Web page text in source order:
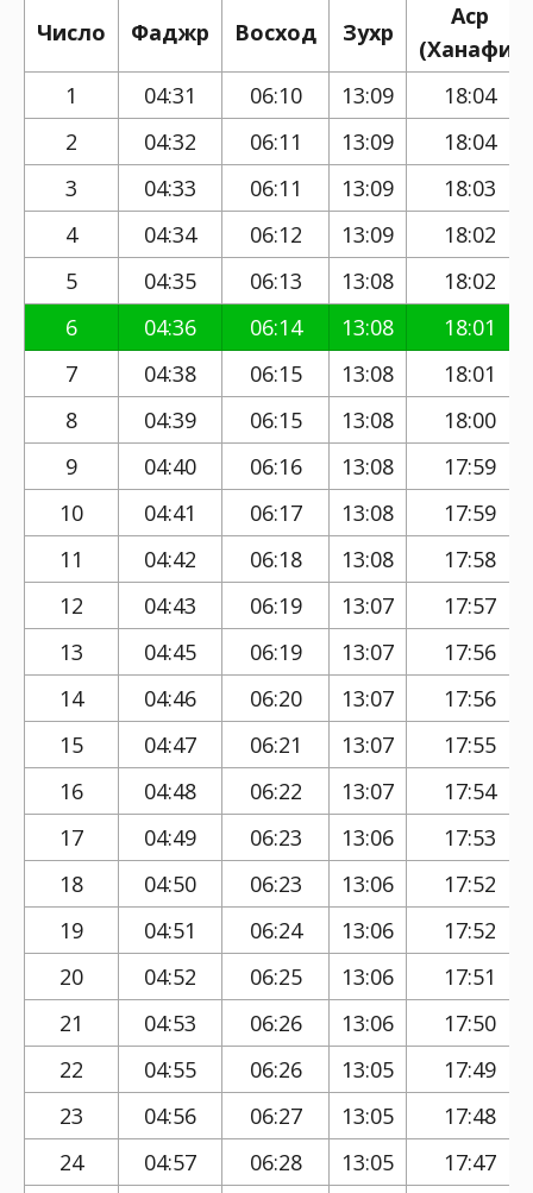
Число Фаджр Восход Зухр
Аср
(Ханафи)
1
04:31 06:10 13:09
18:04
2
04:32 06:11 13:09
18:04
3
04:33 06:11 13:09
18:03
4
04:34 06:12 13:09
18:02
5
04:35 06:13 13:08
18:02
6
04:36 06:14 13:08
18:01
7
04:38 06:15 13:08
18:01
8
04:39 06:15 13:08
18:00
9
04:40 06:16 13:08
17:59
10
04:41 06:17 13:08
17:59
11
04:42 06:18 13:08
17:58
12
04:43 06:19 13:07
17:57
13
04:45 06:19 13:07
17:56
14
04:46 06:20 13:07
17:56
15
04:47 06:21 13:07
17:55
16
04:48 06:22 13:07
17:54
17
04:49 06:23 13:06
17:53
18
04:50 06:23 13:06
17:52
19
04:51 06:24 13:06
17:52
20
04:52 06:25 13:06
17:51
21
04:53 06:26 13:06
17:50
22
04:55 06:26 13:05
17:49
23
04:56 06:27 13:05
17:48
24
04:57 06:28 13:05 17:47